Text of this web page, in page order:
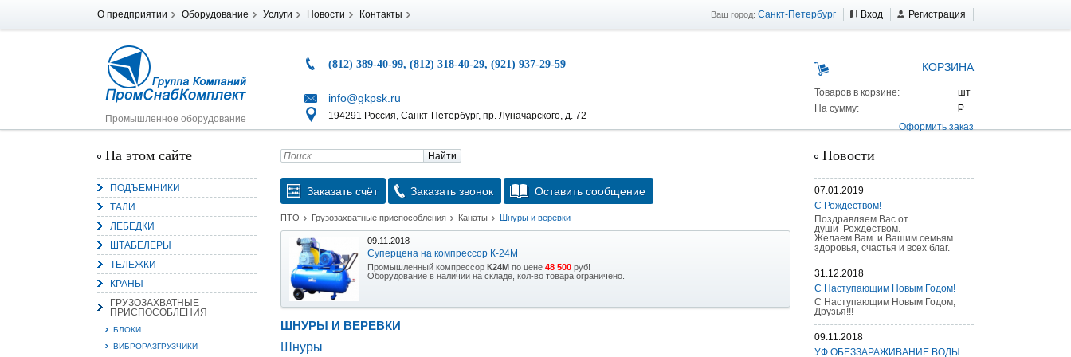
О предприятии Оборудование Услуги Новости Контакты Ваш город: Санкт-Петербург Вход Регистрация
Промышленное оборудование
(812) 389-40-99, (812) 318-40-29, (921) 937-29-59
info@gkpsk.ru
194291 Россия, Санкт-Петербург, пр. Луначарского, д. 72
КОРЗИНА
Товаров в корзине:
На сумму:
Оформить заказ
На этом сайте
ПОДЪЕМНИКИ
ТАЛИ
ЛЕБЕДКИ
ШТАБЕЛЕРЫ
ТЕЛЕЖКИ
КРАНЫ
ГРУЗОЗАХВАТНЫЕ
ПРИСПОСОБЛЕНИЯ
БЛОКИ
ВИБРОРАЗГРУЗЧИКИ
Найти
Заказать счёт Заказать звонок Оставить сообщение
ПТО Грузозахватные приспособления Канаты Шнуры и веревки
09.11.2018
Суперцена на компрессор К-24М
Промышленный компрессор К24М по цене 48 500 руб!
Оборудование в наличии на складе, кол-во товара ограничено.
15.10.2018
Уникальная возможность приобрести (в наличии на складе) тележку гидравлическую AS 25 г/п
ШНУРЫ И ВЕРЕВКИ
Шнуры
Новости
07.01.2019
С Рождеством!
Поздравляем Вас от
души Рождеством.
Желаем Вам и Вашим семьям
здоровья, счастья и всех благ.
31.12.2018
С Наступающим Новым Годом!
С Наступающим Новым Годом,
Друзья!!!
09.11.2018
УФ ОБЕЗЗАРАЖИВАНИЕ ВОДЫ